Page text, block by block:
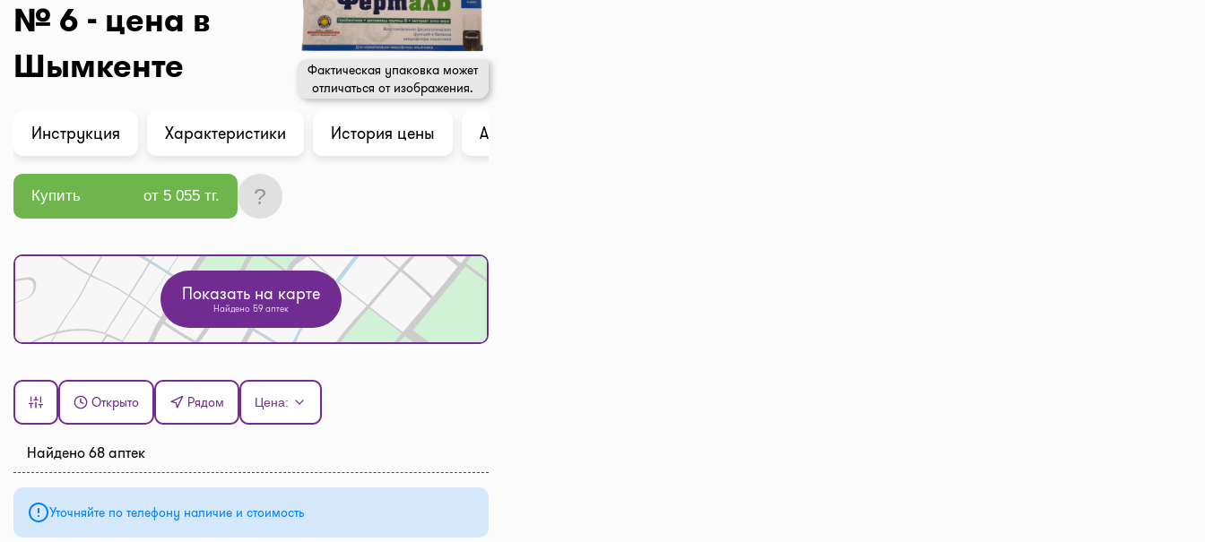
№ 6 - цена в
Шымкенте
Фактическая упаковка может
отличаться от изображения.
Инструкция Характеристики История цены Анализ в ChatGPT
Купить от 5 055 тг. ?
Показать на карте
Найдено 59 аптек
Открыто Рядом Цена:
Найдено 68 аптек
Уточняйте по телефону наличие и стоимость